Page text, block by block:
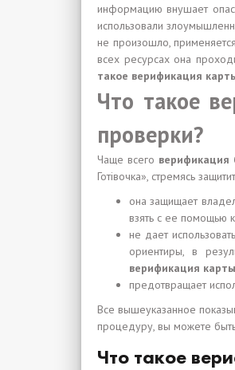
информацию внушает
использовали
не произошло, применяется
всех ресурсах она
такое верификация
Что такое
проверки?
Чаще всего верификация
Готівочка», стремясь
она защищает
взять с ее помощью
не дает
ориентиры, в
верификация карты
предотвращает
Все вышеуказанное
процедуру, вы можете
Что такое